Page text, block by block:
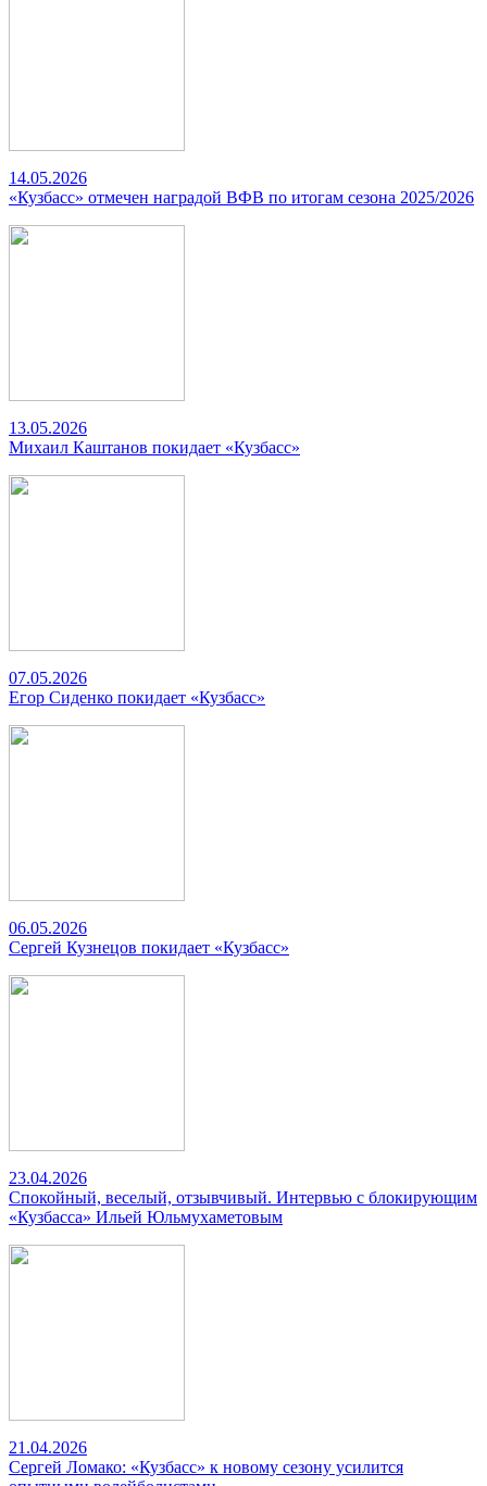
14.05.2026
«Кузбасс» отмечен наградой ВФВ по итогам сезона 2025/2026
13.05.2026
Михаил Каштанов покидает «Кузбасс»
07.05.2026
Егор Сиденко покидает «Кузбасс»
06.05.2026
Сергей Кузнецов покидает «Кузбасс»
23.04.2026
Спокойный, веселый, отзывчивый. Интервью с блокирующим
«Кузбасса» Ильей Юльмухаметовым
21.04.2026
Сергей Ломако: «Кузбасс» к новому сезону усилится